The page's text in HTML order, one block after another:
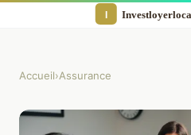
Accueil›Assurance